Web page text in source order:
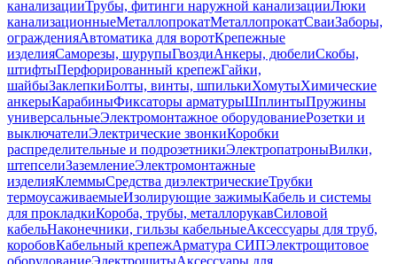
канализацииТрубы, фитинги наружной канализацииЛюки
канализационныеМеталлопрокатМеталлопрокатСваиЗаборы,
огражденияАвтоматика для воротКрепежные
изделияСаморезы, шурупыГвоздиАнкеры, дюбелиСкобы,
штифтыПерфорированный крепежГайки,
шайбыЗаклепкиБолты, винты, шпилькиХомутыХимические
анкерыКарабиныФиксаторы арматурыШплинтыПружины
универсальныеЭлектромонтажное оборудованиеРозетки и
выключателиЭлектрические звонкиКоробки
распределительные и подрозетникиЭлектропатроныВилки,
штепселиЗаземлениеЭлектромонтажные
изделияКлеммыСредства диэлектрическиеТрубки
термоусаживаемыеИзолирующие зажимыКабель и системы
для прокладкиКороба, трубы, металлорукавСиловой
кабельНаконечники, гильзы кабельныеАксессуары для труб,
коробовКабельный крепежАрматура СИПЭлектрощитовое
оборудованиеЭлектрощитыАксессуары для